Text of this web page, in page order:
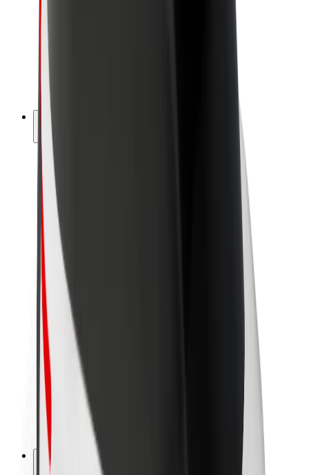
Companie
Blog
Centrul de presă
Manual de brand
Misiune
Relații cu investitorii
Conducere
Brand
Fondul Urban
Siguranță